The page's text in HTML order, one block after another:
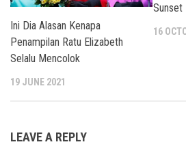
Ini Dia Alasan Kenapa
Penampilan Ratu Elizabeth
Selalu Mencolok
19 JUNE 2021
Sunset
16
LEAVE A REPLY